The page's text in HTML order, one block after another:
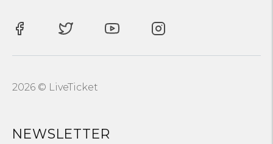
2026 © LiveTicket
NEWSLETTER